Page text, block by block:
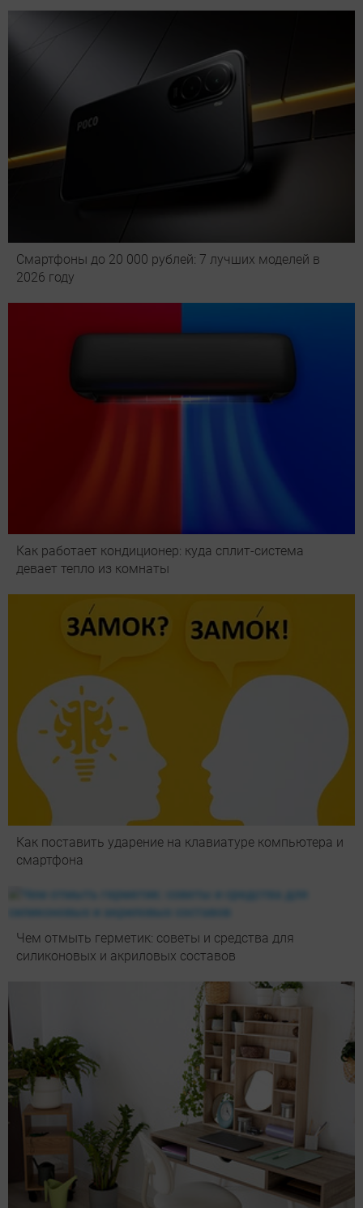
Смартфоны до 20 000 рублей: 7 лучших моделей в
2026 году
Как работает кондиционер: куда сплит-система
девает тепло из комнаты
Как поставить ударение на клавиатуре компьютера и
смартфона
Чем отмыть герметик: советы и средства для
силиконовых и акриловых составов